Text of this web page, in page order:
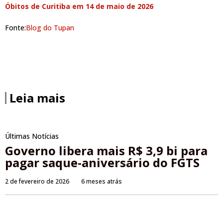
Óbitos de Curitiba em 14 de maio de 2026
Fonte:Blog do Tupan
Leia mais
Últimas Notícias
Governo libera mais R$ 3,9 bi para
pagar saque-aniversário do FGTS
2 de fevereiro de 2026 6 meses atrás